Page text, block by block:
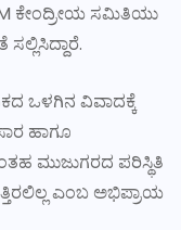
ಕೇಂದ್ರೀಯ ಸಮಿತಿಯು
ಒಳಗಿನ ವಿವಾದಕ್ಕೆ
ಹಾಗೂ
ಮುಜುಗರದ ಪರಿಸ್ಥಿತಿ
ಎಂಬ ಅಭಿಪ್ರಾಯ